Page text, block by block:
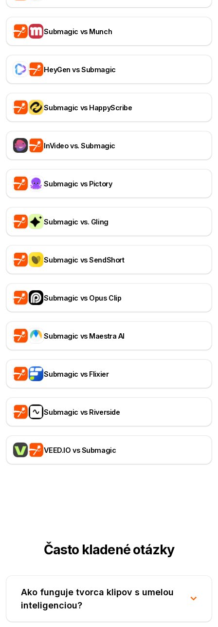
Submagic vs Munch
HeyGen vs Submagic
Submagic vs HappyScribe
InVideo vs. Submagic
Submagic vs Pictory
Submagic vs. Gling
Submagic vs SendShort
Submagic vs Opus Clip
Submagic vs Maestra AI
Submagic vs Flixier
Submagic vs Riverside
VEED.IO vs Submagic
Často kladené otázky
Ako funguje tvorca klipov s umelou
inteligenciou?